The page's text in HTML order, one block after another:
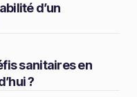
d’un
sanitaires en
?